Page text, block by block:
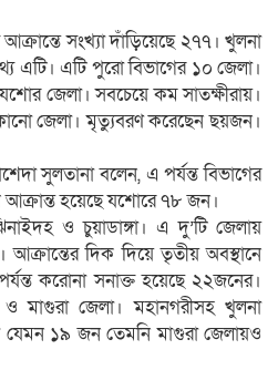
সংখ্যা দাঁড়িয়েছে ২৭৭। খুলনা
এটি। এটি পুরো বিভাগের ১০ জেলা।
জেলা। সবচেয়ে কম সাতক্ষীরায়।
জেলা। মৃত্যুবরণ করেছেন ছয়জন।
সুলতানা বলেন, এ পর্যন্ত বিভাগের
আক্রান্ত হয়েছে যশোরে ৭৮ জন।
ও চুয়াডাঙ্গা। এ দু’টি জেলায়
দিক দিয়ে তৃতীয় অবস্থানে
করোনা সনাক্ত হয়েছে ২২জনের।
ও মাগুরা জেলা। মহানগরীসহ খুলনা
যেমন ১৯ জন তেমনি মাগুরা জেলায়ও